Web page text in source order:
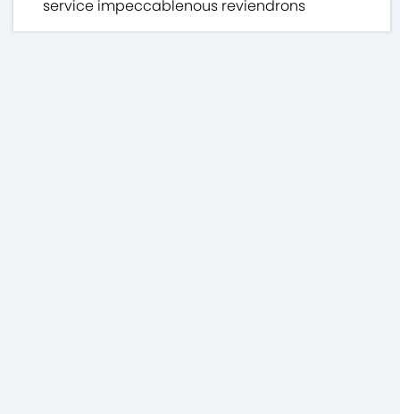
service impeccablenous reviendrons